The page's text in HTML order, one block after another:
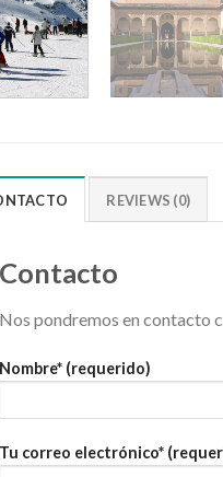
REVIEWS (0)
Contacto
Nos pondremos en contacto
Nombre* (requerido)
Tu correo electrónico*